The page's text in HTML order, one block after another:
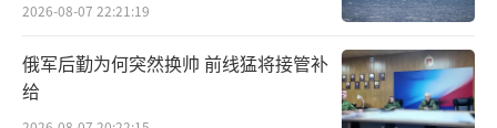
2026-08-07 22:21:19
俄军后勤为何突然换帅 前线猛将接管补
给